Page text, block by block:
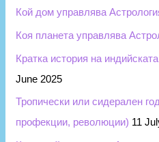
Кой дом управлява
Коя планета управлява
Кратка история на
June 2025
Тропически или сидерален
профекции, революции) 11